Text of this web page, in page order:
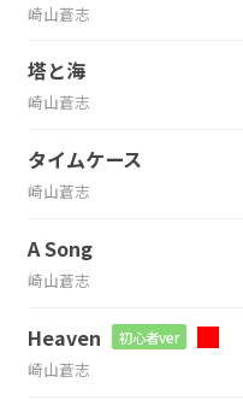
崎山蒼志
塔と海
崎山蒼志
タイムケース
崎山蒼志
A Song
崎山蒼志
Heaven 初心者ver
崎山蒼志